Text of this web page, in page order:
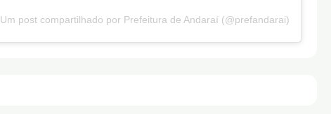
Um post compartilhado por Prefeitura de Andaraí (@prefandarai)